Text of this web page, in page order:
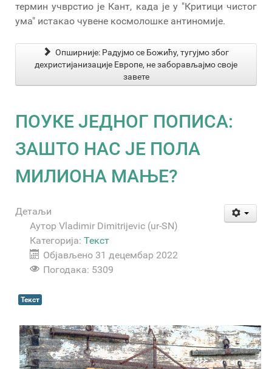
термин учврстио је Кант, када је у "Критици чистог
ума" истакао чувене космолошке антиномије.
Опширније: Радујмо се Божићу, тугујмо због
дехристијанизације Европе, не заборављајмо своје
завете
ПОУКЕ ЈЕДНОГ ПОПИСА:
ЗАШТО НАС ЈЕ ПОЛА
МИЛИОНА МАЊЕ?
Детаљи
Аутор Vladimir Dimitrijevic (ur-SN)
Категорија: Текст
Објављено 31 децембар 2022
Погодака: 5309
Текст